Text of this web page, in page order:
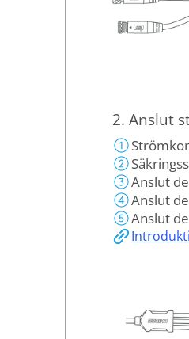
2. Anslut
Anslut
Anslut
Anslut